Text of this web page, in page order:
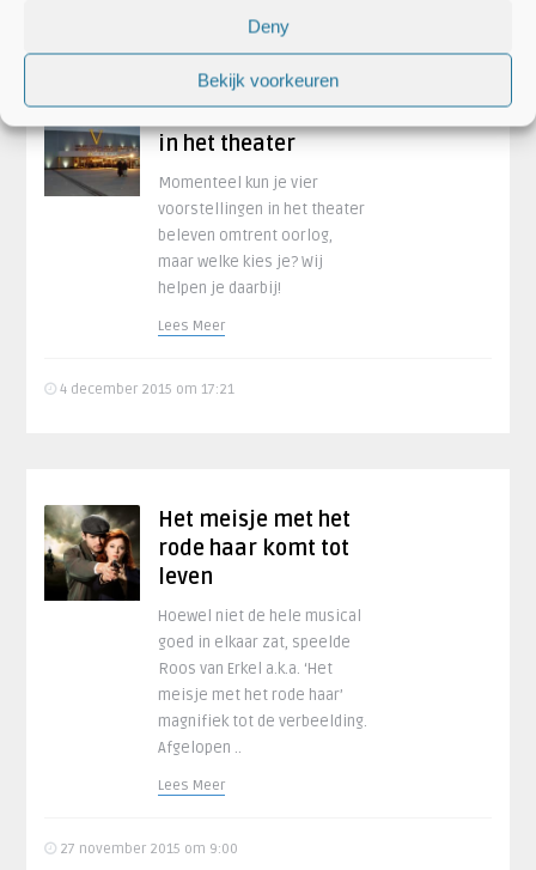
Deny
Bekijk voorkeuren
Oorlogsvoorstellingen
in het theater
Momenteel kun je vier
voorstellingen in het theater
beleven omtrent oorlog,
maar welke kies je? Wij
helpen je daarbij!
Lees Meer
4 december 2015 om 17:21
Het meisje met het
rode haar komt tot
leven
Hoewel niet de hele musical
goed in elkaar zat, speelde
Roos van Erkel a.k.a. ‘Het
meisje met het rode haar’
magnifiek tot de verbeelding.
Afgelopen ..
Lees Meer
27 november 2015 om 9:00